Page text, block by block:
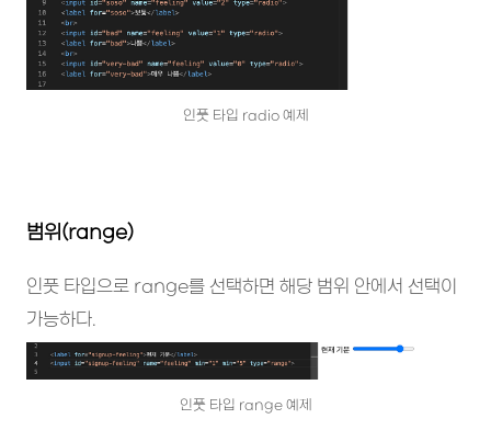
인풋 타입 radio 예제
범위(range)
인풋 타입으로 range를 선택하면 해당 범위 안에서 선택이
가능하다.
인풋 타입 range 예제